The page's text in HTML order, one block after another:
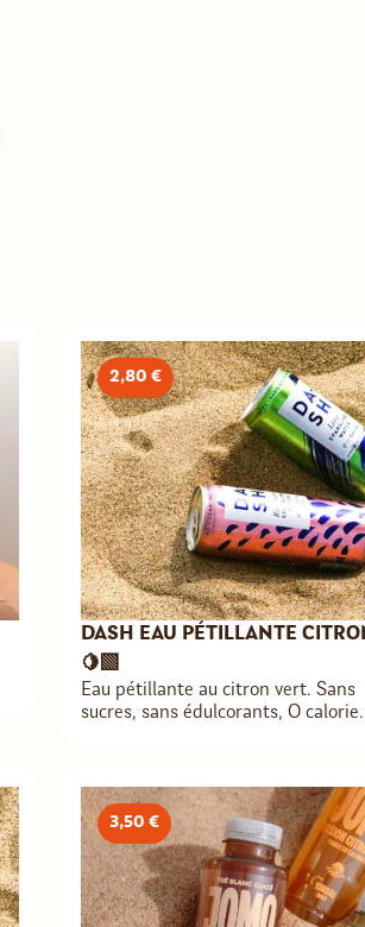
2,80 €
DASH EAU PÉTILLANTE
🍋‍🟩
Eau pétillante au citron vert. Sans
sucres, sans édulcorants, O calorie.
3,50 €